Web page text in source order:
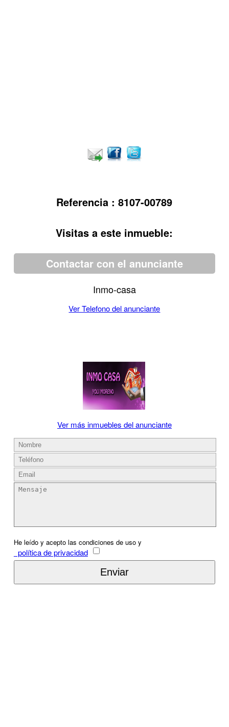
Referencia : 8107-00789
Visitas a este inmueble:
Contactar con el anunciante
Inmo-casa
Ver Telefono del anunciante
Ver más inmuebles del anunciante
He leído y acepto las condiciones de uso y
política de privacidad